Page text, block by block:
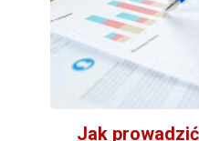
Jak